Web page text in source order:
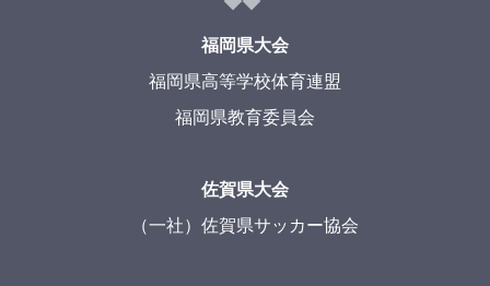
福岡県大会
福岡県高等学校体育連盟
福岡県教育委員会
佐賀県大会
（一社）佐賀県サッカー協会